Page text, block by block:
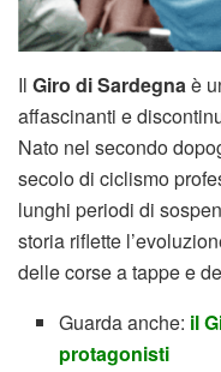
Il Giro di Sardegna è
affascinanti e
Nato nel secondo
secolo di ciclismo
lunghi periodi di
storia riflette
delle corse a tappe e
Guarda anche: il
protagonisti